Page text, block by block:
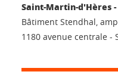
Saint-Martin-d'Hères
Bâtiment Stendhal,
1180 avenue centrale -